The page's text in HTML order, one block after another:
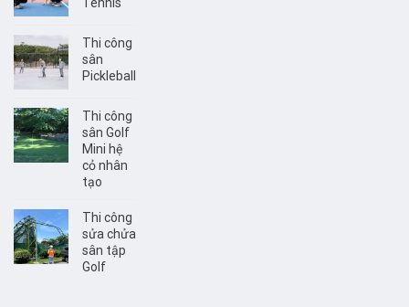
Thi công
sân
Pickleball
Thi công
sân Golf
Mini hệ
cỏ nhân
tạo
Thi công
sửa chửa
sân tập
Golf